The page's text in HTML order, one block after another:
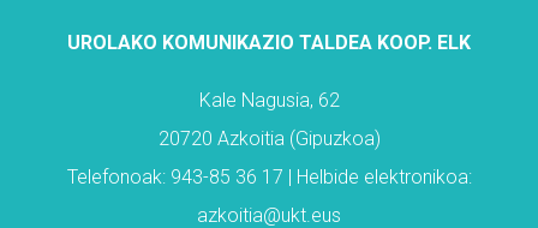
UROLAKO KOMUNIKAZIO TALDEA KOOP. ELK
Kale Nagusia, 62
20720 Azkoitia (Gipuzkoa)
Telefonoak: 943-85 36 17 | Helbide elektronikoa:
azkoitia@ukt.eus